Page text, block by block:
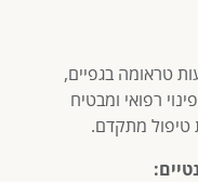
טראומה בגפיים,
רפואי ומבטיח
מתקדם.